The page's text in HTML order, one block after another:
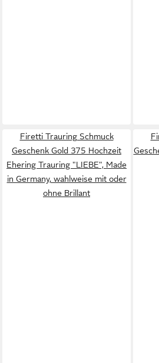
Firetti Trauring Schmuck
Geschenk Gold 375 Hochzeit
Ehering Trauring "LIEBE", Made
in Germany, wahlweise mit oder
ohne Brillant